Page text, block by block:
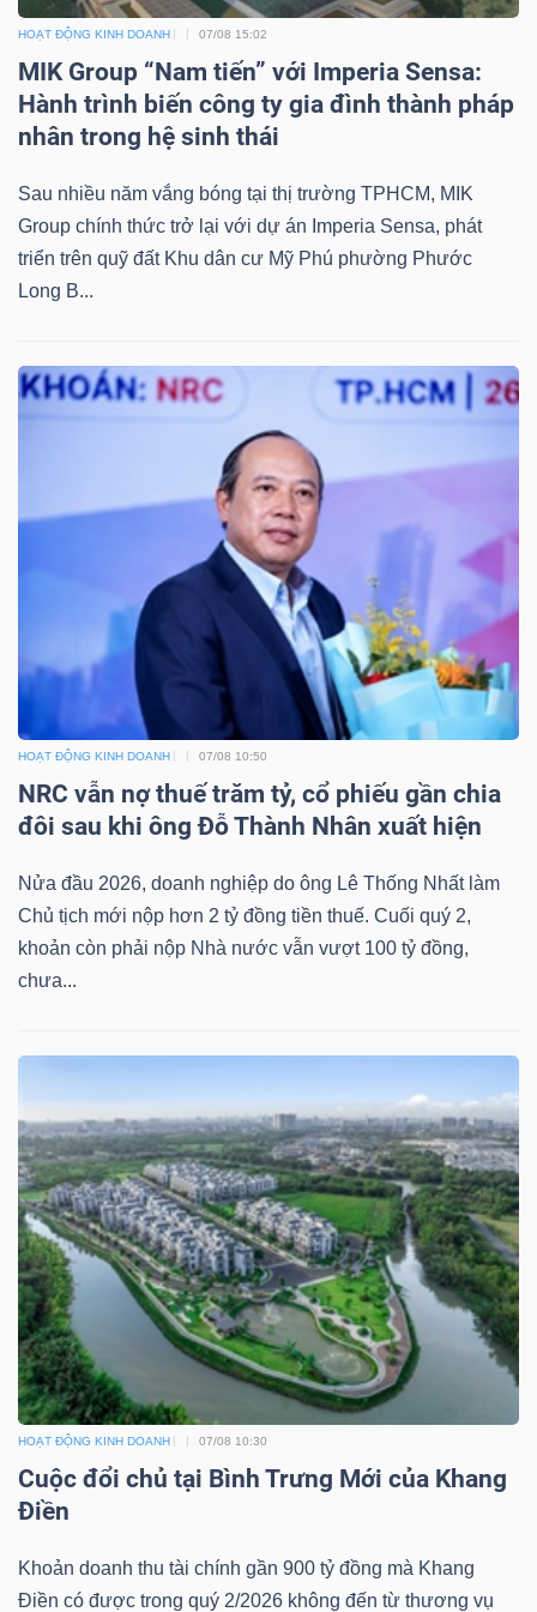
HOẠT ĐỘNG KINH DOANH 07/08 15:02
MIK Group “Nam tiến” với Imperia Sensa:
Hành trình biến công ty gia đình thành pháp
nhân trong hệ sinh thái
Sau nhiều năm vắng bóng tại thị trường TPHCM, MIK
Group chính thức trở lại với dự án Imperia Sensa, phát
triển trên quỹ đất Khu dân cư Mỹ Phú phường Phước
Long B...
HOẠT ĐỘNG KINH DOANH 07/08 10:50
NRC vẫn nợ thuế trăm tỷ, cổ phiếu gần chia
đôi sau khi ông Đỗ Thành Nhân xuất hiện
Nửa đầu 2026, doanh nghiệp do ông Lê Thống Nhất làm
Chủ tịch mới nộp hơn 2 tỷ đồng tiền thuế. Cuối quý 2,
khoản còn phải nộp Nhà nước vẫn vượt 100 tỷ đồng,
chưa...
HOẠT ĐỘNG KINH DOANH 07/08 10:30
Cuộc đổi chủ tại Bình Trưng Mới của Khang
Điền
Khoản doanh thu tài chính gần 900 tỷ đồng mà Khang
Điền có được trong quý 2/2026 không đến từ thương vụ
YẾU
DÙNG
THIẾT
YẾU
CHĂM
CÔNG
TRUYỀN
THÔNG
TIỆN
ÍCH
BẤT
SẢN